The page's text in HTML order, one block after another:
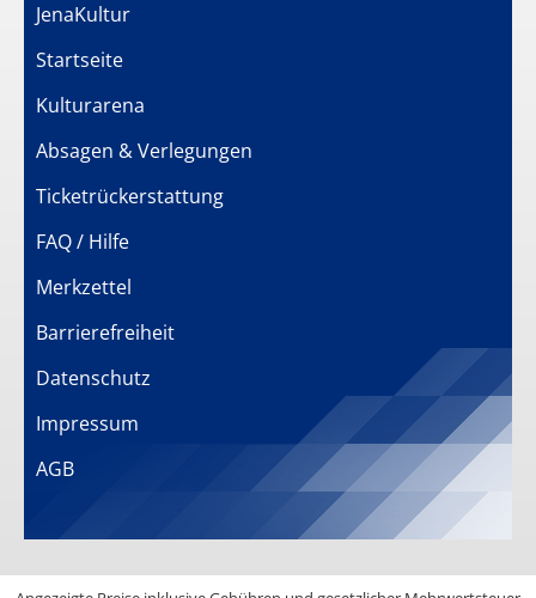
JenaKultur
Startseite
Kulturarena
Absagen & Verlegungen
Ticketrückerstattung
FAQ / Hilfe
Merkzettel
Barrierefreiheit
Datenschutz
Impressum
AGB